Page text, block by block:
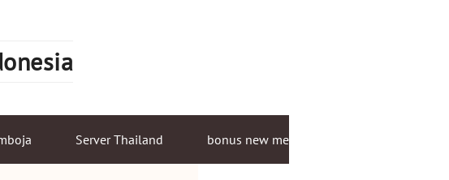
Server Thailand bonus new member